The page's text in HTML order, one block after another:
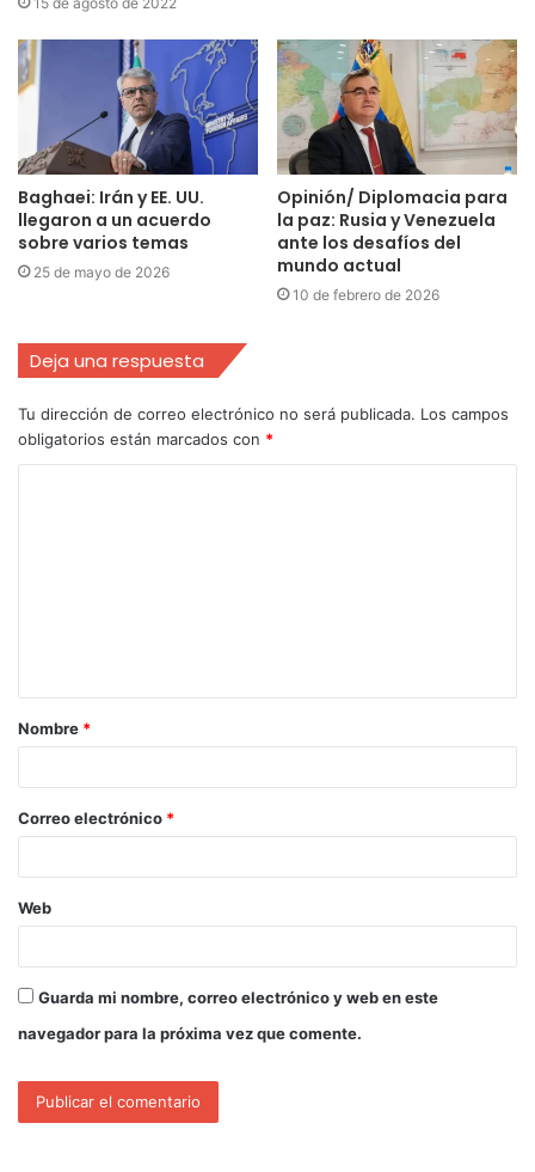
Baghaei: Irán y EE. UU.
llegaron a un acuerdo
sobre varios temas
25 de mayo de 2026
Opinión/ Diplomacia para
la paz: Rusia y Venezuela
ante los desafíos del
mundo actual
10 de febrero de 2026
Deja una respuesta
Tu dirección de correo electrónico no será publicada. Los campos
obligatorios están marcados con *
Nombre *
Correo electrónico *
Web
Guarda mi nombre, correo electrónico y web en este
navegador para la próxima vez que comente.